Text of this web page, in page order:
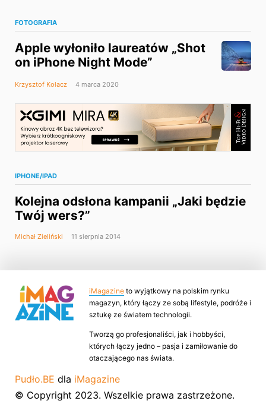
FOTOGRAFIA
Apple wyłoniło laureatów „Shot
on iPhone Night Mode”
Krzysztof Kołacz 4 marca 2020
IPHONE/IPAD
Kolejna odsłona kampanii „Jaki będzie
Twój wers?”
Michał Zieliński 11 sierpnia 2014
iMagazine to wyjątkowy na polskim rynku
magazyn, który łączy ze sobą lifestyle, podróże i
sztukę ze światem technologii.
Tworzą go profesjonaliści, jak i hobbyści,
których łączy jedno – pasja i zamiłowanie do
otaczającego nas świata.
Pudło.BE dla iMagazine
© Copyright 2023. Wszelkie prawa zastrzeżone.